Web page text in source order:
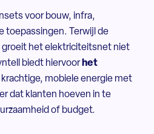
voor bouw, infra,
toepassingen. Terwijl de
het elektriciteitsnet niet
biedt hiervoor het
krachtige, mobiele energie met
dat klanten hoeven in te
of budget.